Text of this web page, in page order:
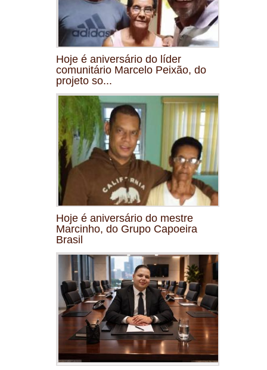
Hoje é aniversário do líder
comunitário Marcelo Peixão, do
projeto so...
Hoje é aniversário do mestre
Marcinho, do Grupo Capoeira
Brasil